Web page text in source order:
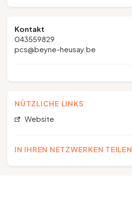
Kontakt
043559829
pcs@beyne-heusay.be
NÜTZLICHE LINKS
Website
IN IHREN NETZWERKEN TEILEN